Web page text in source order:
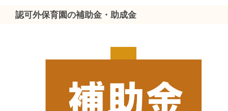
認可外保育園の補助金・助成金